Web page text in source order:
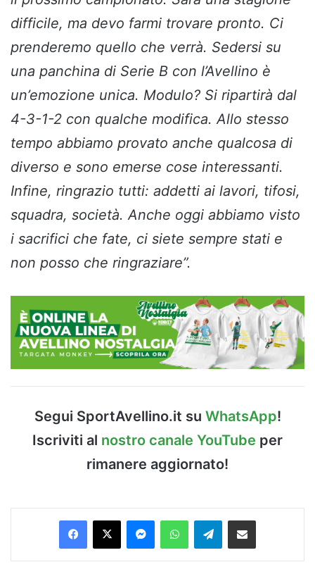
difficile, ma devo farmi trovare pronto. Ci
prenderemo quello che verrà. Sedersi su
una panchina di Serie B con l’Avellino è
un’emozione unica. Modulo? Si ripartirà dal
4-3-1-2 con qualche modifica. Allo stesso
tempo abbiamo provato anche qualcosa di
diverso e sono emerse cose interessanti.
Infine, ringrazio tutti: addetti ai lavori, tifosi,
squadra, società. Anche oggi abbiamo visto
i sacrifici che fate, ci siete sempre stati e
non posso che ringraziare”.
Segui SportAvellino.it su WhatsApp!
Iscriviti al nostro canale YouTube per
rimanere aggiornato!
Facebook
X MessengerWhatsAppTelegramCondividi via Email